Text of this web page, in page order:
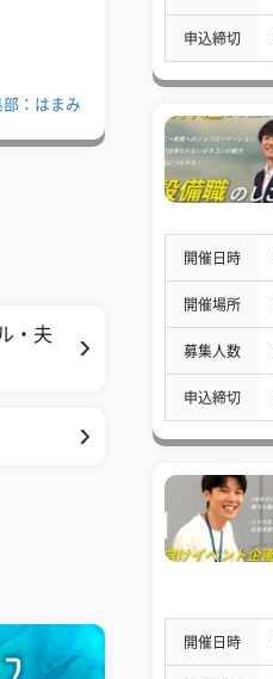
部：はまみ
・夫
申込締切
開催日時
開催場所
募集人数
申込締切
開催日時